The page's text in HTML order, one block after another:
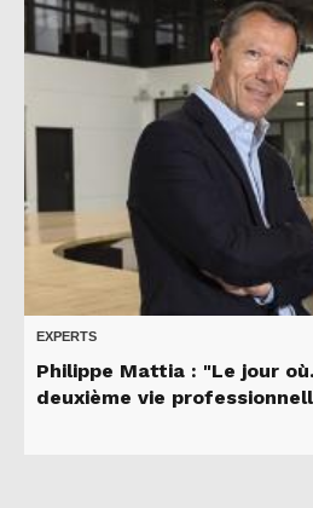
EXPERTS
Philippe Mattia : "Le jour
deuxième vie